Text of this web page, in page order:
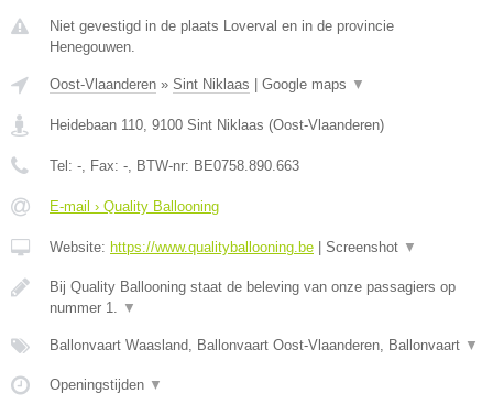
Niet gevestigd in de plaats Loverval en in de provincie
Henegouwen.
Oost-Vlaanderen » Sint Niklaas Google maps ▼
Heidebaan 110 9100 Sint Niklaas (Oost-Vlaanderen)
Tel: - , Fax: - , BTW-nr: BE0758.890.663
E-mail › Quality Ballooning
Website: https://www.qualityballooning.be Screenshot ▼
Bij Quality Ballooning staat de beleving van onze passagiers op
nummer 1.
▼
Ballonvaart Waasland, Ballonvaart Oost-Vlaanderen, Ballonvaart ▼
Openingstijden ▼